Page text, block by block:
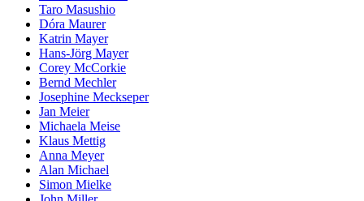
Taro Masushio
Dóra Maurer
Katrin Mayer
Hans-Jörg Mayer
Corey McCorkie
Bernd Mechler
Josephine Meckseper
Jan Meier
Michaela Meise
Klaus Mettig
Anna Meyer
Alan Michael
Simon Mielke